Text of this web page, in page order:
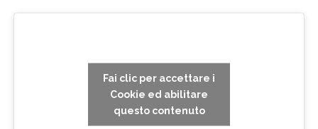
Fai clic per accettare i
Cookie ed abilitare
questo contenuto